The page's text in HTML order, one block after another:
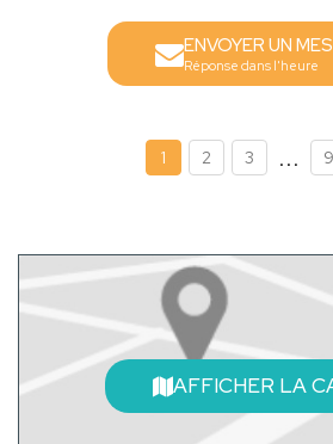
ENVOYER UN
Réponse dans l'heure
1 2 3 ... 9
AFFICHER LA